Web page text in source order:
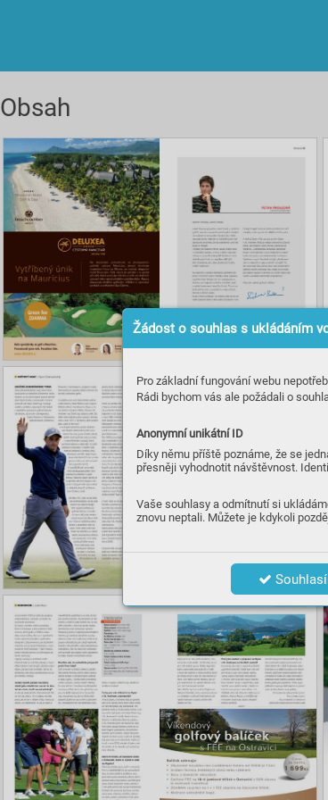
Žádost o souhlas s ukládáním
Pro základní fungování webu
Rádi bychom vás ale požádali o
Anonymní unikátní ID
Díky němu příště poznáme, že se
přesněji vyhodnotit návštěvnost.
Vaše souhlasy a odmítnutí si
znovu neptali. Můžete je kdykoli
Obsah